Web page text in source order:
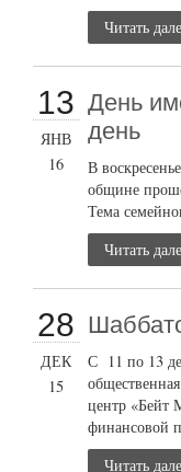
Читать
13
ЯНВ
16
День
день
В
общине
Тема
Читать
28
ДЕК
15
С 11 по 13
центр
финансовой
Читать